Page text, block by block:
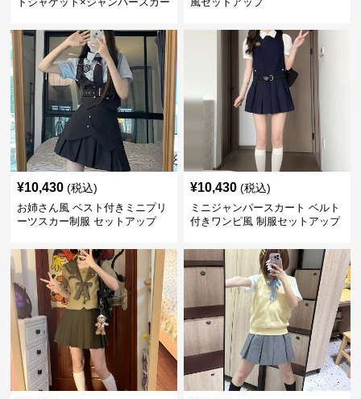
¥10,430 (税込)
お姉さん風 ベスト付きミニプリ
ーツスカー制服 セットアップ
¥10,430 (税込)
ミニジャンパースカート ベルト
付きワンピ風 制服セットアップ